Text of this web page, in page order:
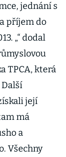
jednání s
příjem do
„“ dodal
TPCA, která
její
má
a
Všechny